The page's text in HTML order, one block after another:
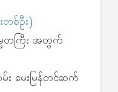
တစ်ဦး)
မတကြီး အတွက်
မ်း မေးမြန်တင်ဆက်